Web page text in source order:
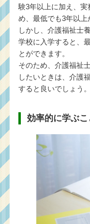
験3年以上に加え、
め、最低でも3年以上
しかし、介護福祉士
学校に入学すると、
とができます。
そのため、介護福祉
したいときは、介護
すると良いでしょう。
効率的に学ぶ